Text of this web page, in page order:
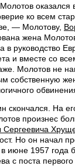
оказался
ко всем
— Молотову,
жена
руководство
и вместе со
Молотов не
собственную
скончался. На
произнес
Сергеевича
Но он начал
июне 1957 года
с поста